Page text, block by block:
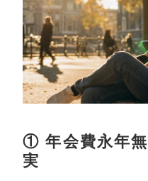
① 年会費永年
実